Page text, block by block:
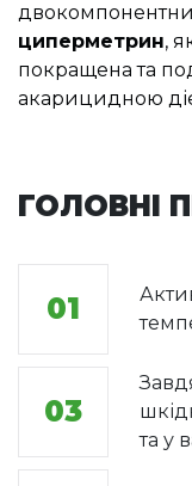
циперметрин,
покращена та
акарицидною
ГОЛОВНІ
01
03
та у